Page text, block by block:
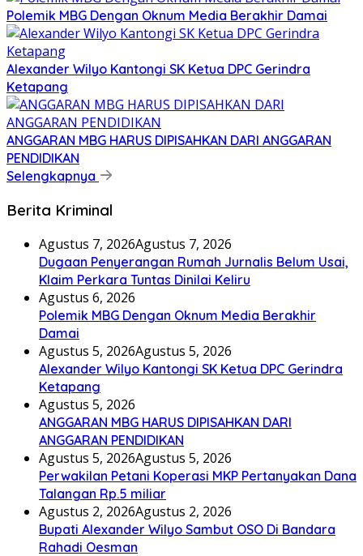
Polemik MBG Dengan Oknum Media Berakhir Damai
Alexander Wilyo Kantongi SK Ketua DPC Gerindra
Ketapang
ANGGARAN MBG HARUS DIPISAHKAN DARI ANGGARAN
PENDIDIKAN
Selengkapnya
Berita Kriminal
Agustus 7, 2026Agustus 7, 2026
Dugaan Penyerangan Rumah Jurnalis Belum Usai,
Klaim Perkara Tuntas Dinilai Keliru
Agustus 6, 2026
Polemik MBG Dengan Oknum Media Berakhir
Damai
Agustus 5, 2026Agustus 5, 2026
Alexander Wilyo Kantongi SK Ketua DPC Gerindra
Ketapang
Agustus 5, 2026
ANGGARAN MBG HARUS DIPISAHKAN DARI
ANGGARAN PENDIDIKAN
Agustus 5, 2026Agustus 5, 2026
Perwakilan Petani Koperasi MKP Pertanyakan Dana
Talangan Rp.5 miliar
Agustus 2, 2026Agustus 2, 2026
Bupati Alexander Wilyo Sambut OSO Di Bandara
Rahadi Oesman